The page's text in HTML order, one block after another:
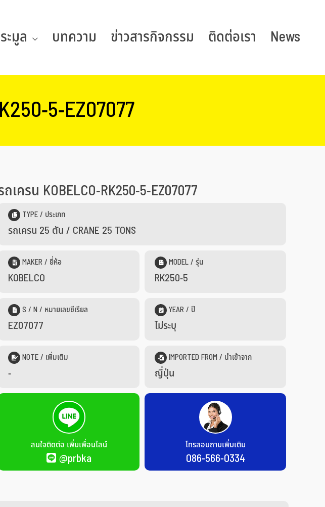
ะมูล บทความ ข่าวสารกิจกรรม ติดต่อเรา News
5-EZ07077
ถเครน KOBELCO-RK250-5-EZ07077
TYPE / ประเภท
รถเครน 25 ตัน / CRANE 25 TONS
MAKER / ยี่ห้อ
KOBELCO
MODEL / รุ่น
RK250-5
S / N / หมายเลขซีเรียล
EZ07077
YEAR / ปี
ไม่ระบุ
NOTE / เพิ่มเติม
-
IMPORTED FROM / นำเข้าจาก
ญี่ปุ่น
สนใจติดต่อ เพิ่มเพื่อนไลน์
@prbka
โทรสอบถามเพิ่มเติม
086-566-0334